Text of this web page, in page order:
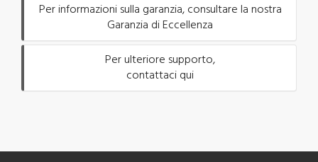
Per informazioni sulla garanzia, consultare la nostra
Garanzia di Eccellenza
Per ulteriore supporto,
contattaci qui